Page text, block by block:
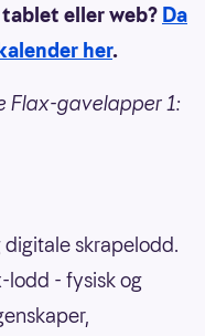
eller web? Da
her.
Flax-gavelapper 1:
skrapelodd.
lodd - fysisk og